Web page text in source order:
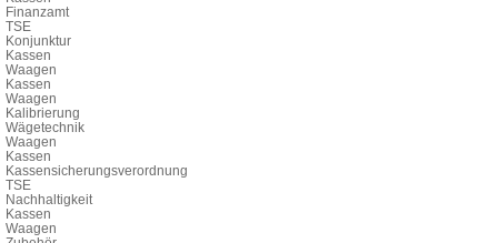
Finanzamt
TSE
Konjunktur
Kassen
Waagen
Kassen
Waagen
Kalibrierung
Wägetechnik
Waagen
Kassen
Kassensicherungsverordnung
TSE
Nachhaltigkeit
Kassen
Waagen